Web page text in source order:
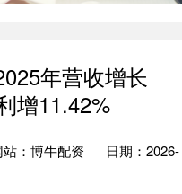
年营收增长
增11.42%
站：博牛配资
日期：2026-